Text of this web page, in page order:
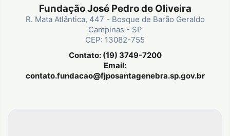
Fundação José Pedro de Oliveira
R. Mata Atlântica, 447 - Bosque de Barão Geraldo
Campinas - SP
CEP: 13082-755
Contato: (19) 3749-7200
Email:
contato.fundacao@fjposantagenebra.sp.gov.br